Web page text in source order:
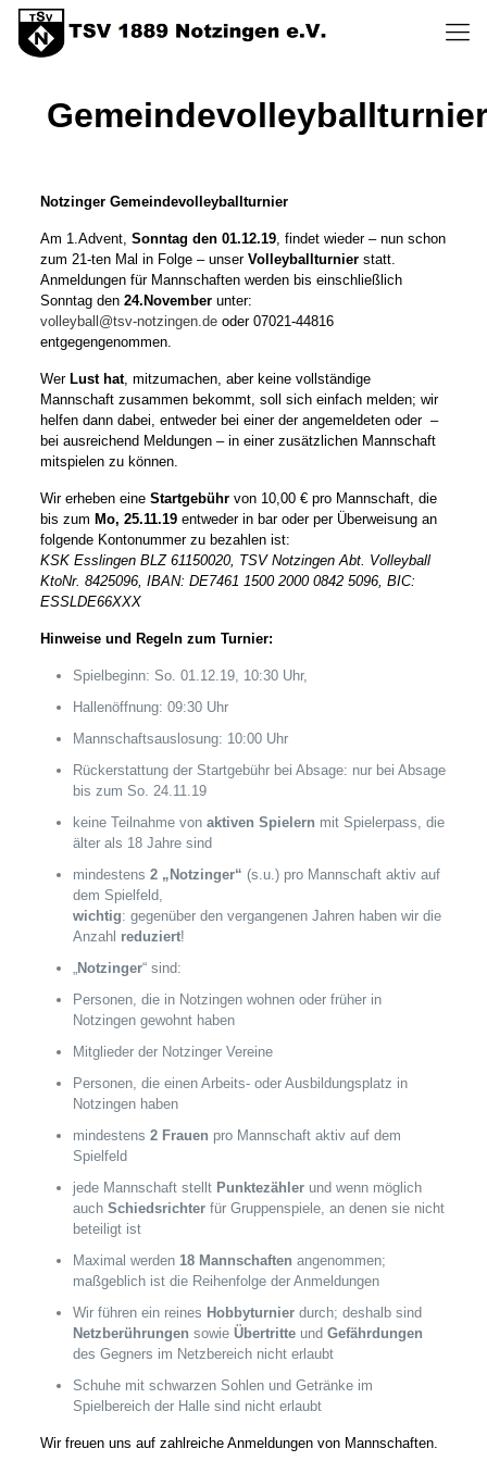
Gemeindevolleyballturnier
Notzinger Gemeindevolleyballturnier
Am 1.Advent, Sonntag den 01.12.19, findet wieder – nun schon
zum 21-ten Mal in Folge – unser Volleyballturnierstatt.
Anmeldungen für Mannschaften werden bis einschließlich
Sonntag den 24.Novemberunter:
volleyball@tsv-notzingen.deoder 07021-44816
entgegengenommen.
Wer Lust hat, mitzumachen, aber keine vollständige
Mannschaft zusammen bekommt, soll sich einfach melden; wir
helfen dann dabei, entweder bei einer der angemeldeten oder –
bei ausreichend Meldungen – in einer zusätzlichen Mannschaft
mitspielen zu können.
Wir erheben eine Startgebührvon 10,00 € pro Mannschaft, die
bis zum Mo, 25.11.19entweder in bar oder per Überweisung an
folgende Kontonummer zu bezahlen ist:
KSK Esslingen BLZ 61150020, TSV Notzingen Abt. Volleyball
KtoNr. 8425096, IBAN: DE7461 1500 2000 0842 5096, BIC:
ESSLDE66XXX
Hinweise und Regeln zum Turnier:
Spielbeginn: So. 01.12.19, 10:30 Uhr,
Hallenöffnung: 09:30 Uhr
Mannschaftsauslosung: 10:00 Uhr
Rückerstattung der Startgebühr bei Absage: nur bei Absage
bis zum So. 24.11.19
keine Teilnahme von aktiven Spielern mit Spielerpass, die
älter als 18 Jahre sind
mindestens 2 „Notzinger“ (s.u.) pro Mannschaft aktiv auf
dem Spielfeld,
wichtig: gegenüber den vergangenen Jahren haben wir die
Anzahl reduziert!
„Notzinger“ sind:
Personen, die in Notzingen wohnen oder früher in
Notzingen gewohnt haben
Mitglieder der Notzinger Vereine
Personen, die einen Arbeits- oder Ausbildungsplatz in
Notzingen haben
mindestens 2 Frauen pro Mannschaft aktiv auf dem
Spielfeld
jede Mannschaft stellt Punktezählerund wenn möglich
auch Schiedsrichterfür Gruppenspiele, an denen sie nicht
beteiligt ist
Maximal werden 18 Mannschaften angenommen;
maßgeblich ist die Reihenfolge der Anmeldungen
Wir führen ein reines Hobbyturnierdurch; deshalb sind
Netzberührungen sowie Übertritteund Gefährdungen
des Gegners im Netzbereich nicht erlaubt
Schuhe mit schwarzen Sohlen und Getränke im
Spielbereich der Halle sind nicht erlaubt
Wir freuen uns auf zahlreiche Anmeldungen von Mannschaften.